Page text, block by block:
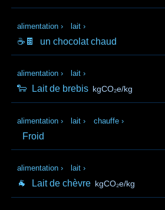
alimentation › lait ›
☕🍫 un chocolat chaud
alimentation › lait ›
🐑 Lait de brebis kgCO₂e/kg
alimentation › lait › chauffe ›
Froid
alimentation › lait ›
🐐 Lait de chèvre kgCO₂e/kg